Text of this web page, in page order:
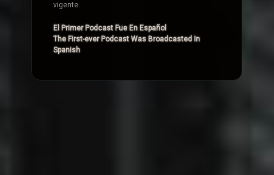
vigente.
El Primer Podcast Fue En Español
The First-ever Podcast Was Broadcasted In
Spanish